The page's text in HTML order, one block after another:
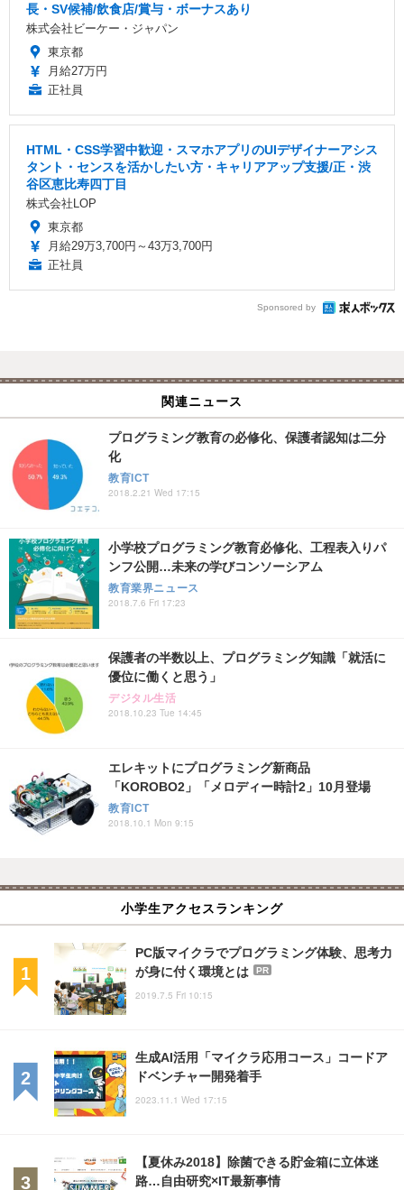
長・SV候補/飲食店/賞与・ボーナスあり
株式会社ビーケー・ジャパン
東京都
月給27万円
正社員
HTML・CSS学習中歓迎・スマホアプリのUIデザイナーアシス
タント・センスを活かしたい方・キャリアアップ支援/正・渋
谷区恵比寿四丁目
株式会社LOP
東京都
月給29万3,700円～43万3,700円
正社員
Sponsored by
関連ニュース
プログラミング教育の必修化、保護者認知は二分
化
教育ICT
2018.2.21 Wed 17:15
小学校プログラミング教育必修化、工程表入りパ
ンフ公開…未来の学びコンソーシアム
教育業界ニュース
2018.7.6 Fri 17:23
保護者の半数以上、プログラミング知識「就活に
優位に働くと思う」
デジタル生活
2018.10.23 Tue 14:45
エレキットにプログラミング新商品
「KOROBO2」「メロディー時計2」10月登場
教育ICT
2018.10.1 Mon 9:15
小学生アクセスランキング
PC版マイクラでプログラミング体験、思考力
が身に付く環境とは
PR
2019.7.5 Fri 10:15
生成AI活用「マイクラ応用コース」コードア
ドベンチャー開発着手
2023.11.1 Wed 17:15
【夏休み2018】除菌できる貯金箱に立体迷
路…自由研究×IT最新事情